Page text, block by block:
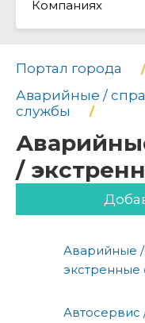
Компаниях
Портал города
Аварийные /
службы
/
Аварийные
экстренные
Автосервис